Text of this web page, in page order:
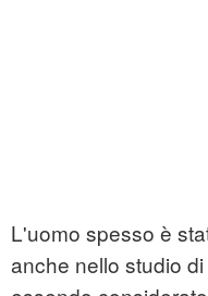
L'uomo spesso è
anche nello studio di